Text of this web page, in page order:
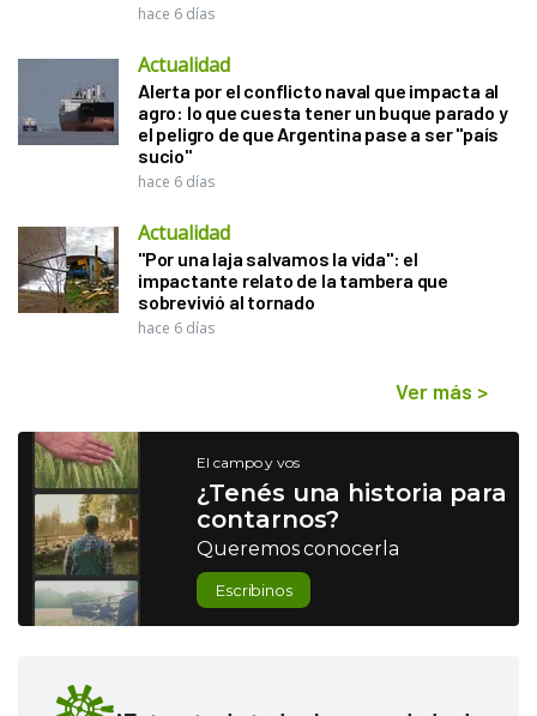
hace 6 días
Actualidad
Alerta por el conflicto naval que impacta al
agro: lo que cuesta tener un buque parado y
el peligro de que Argentina pase a ser "país
sucio"
hace 6 días
Actualidad
"Por una laja salvamos la vida": el
impactante relato de la tambera que
sobrevivió al tornado
hace 6 días
Ver más >
El campo y vos
¿Tenés una historia para
contarnos?
Queremos conocerla
Escribinos